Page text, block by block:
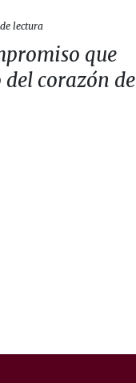
lectura
que
corazón de